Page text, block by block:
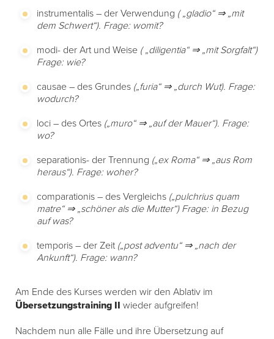
instrumentalis – der Verwendung ( „gladio“ ⇒ „mit
dem Schwert“). Frage: womit?
modi- der Art und Weise ( „diligentia“ ⇒ „mit Sorgfalt“)
Frage: wie?
causae – des Grundes („furia“ ⇒ „durch Wut). Frage:
wodurch?
loci – des Ortes („muro“ ⇒ „auf der Mauer“). Frage:
wo?
separationis- der Trennung („ex Roma“ ⇒ „aus Rom
heraus“). Frage: woher?
comparationis – des Vergleichs („pulchrius quam
matre“ ⇒ „schöner als die Mutter“) Frage: in Bezug
auf was?
temporis – der Zeit („post adventu“ ⇒ „nach der
Ankunft“). Frage: wann?
Am Ende des Kurses werden wir den Ablativ im
Übersetzungstraining II wieder aufgreifen!
Nachdem nun alle Fälle und ihre Übersetzung auf